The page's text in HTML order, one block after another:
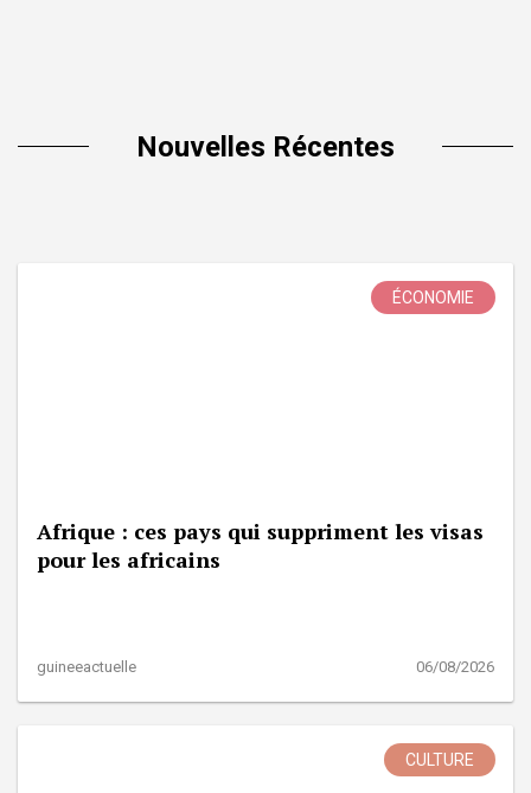
Nouvelles Récentes
ÉCONOMIE
Afrique : ces pays qui suppriment les visas
pour les africains
guineeactuelle 06/08/2026
CULTURE